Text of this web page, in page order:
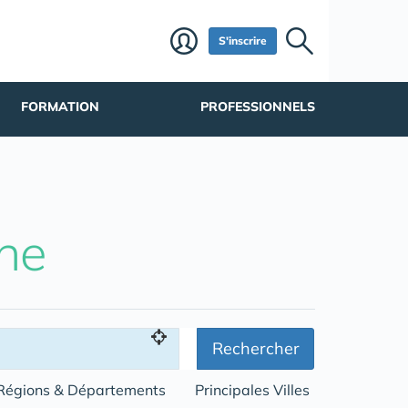
S'inscrire
FORMATION PROFESSIONNELS
Rechercher
& Départements Principales Villes